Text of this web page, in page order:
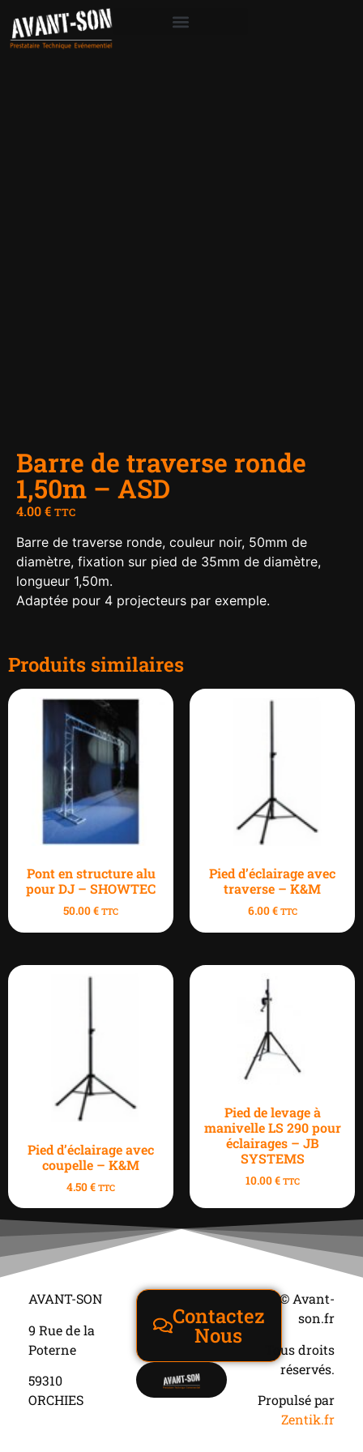
Barre de traverse ronde
1,50m – ASD
4.00€ TTC
Barre de traverse ronde, couleur noir, 50mm de
diamètre, fixation sur pied de 35mm de diamètre,
longueur 1,50m.
Adaptée pour 4 projecteurs par exemple.
Produits similaires
Pont en structure alu
pour DJ – SHOWTEC
50.00€ TTC
Pied d’éclairage avec
traverse – K&M
6.00€ TTC
Pied d’éclairage avec
coupelle – K&M
4.50€ TTC
Pied de levage à
manivelle LS 290 pour
éclairages – JB
SYSTEMS
10.00€ TTC
AVANT-SON
9 Rue de la
Poterne
59310
ORCHIES
Contactez
Nous
© Avant-
son.fr
Tous droits
réservés.
Propulsé par
Zentik.fr